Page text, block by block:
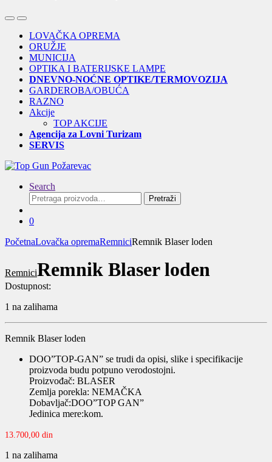
OpenClose
LOVAČKA OPREMA
ORUŽJE
MUNICIJA
OPTIKA I BATERIJSKE LAMPE
DNEVNO-NOĆNE OPTIKE/TERMOVOZIJA
GARDEROBA/OBUĆA
RAZNO
Akcije
TOP AKCIJE
Agencija za Lovni Turizam
SERVIS
Search
Pretraga
za:
Pretraži
0
PočetnaLovačka opremaRemniciRemnik Blaser loden
RemniciRemnik Blaser loden
Dostupnost:
1 na zalihama
Remnik Blaser loden
DOO”TOP-GAN” se trudi da opisi, slike i specifikacije
proizvoda budu potpuno verodostojni.
Proizvođač: BLASER
Zemlja porekla: NEMAČKA
Dobavljač:DOO”TOP GAN”
Jedinica mere:kom.
13.700,00 din
1 na zalihama